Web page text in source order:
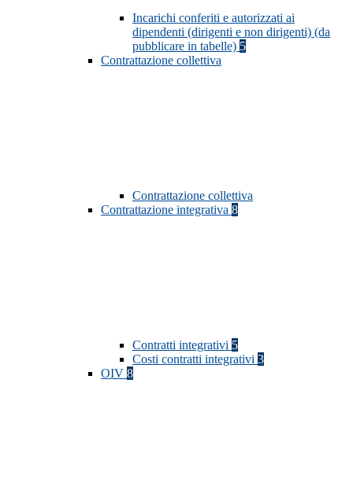
Incarichi conferiti e autorizzati ai
dipendenti (dirigenti e non dirigenti) (da
pubblicare in tabelle) 5
Contrattazione collettiva
Contrattazione collettiva
Contrattazione integrativa 8
Contratti integrativi 5
Costi contratti integrativi 3
OIV 8